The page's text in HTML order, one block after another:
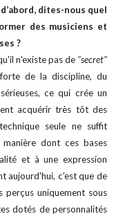
dites-nous quel
des musiciens et
?
n'existe pas de "secret"
de la discipline, du
ce qui crée un
acquérir très tôt des
seule ne suffit
dont ces bases
et à une expression
aujourd'hui, c'est que de
perçus uniquement sous
dotés de personnalités